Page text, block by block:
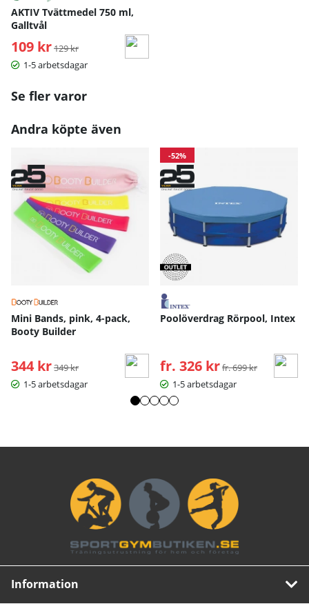
AKTIV Tvättmedel 750 ml,
Galltvål
109 kr Ordinarie pris:
129 kr
1-5 arbetsdagar
Se fler varor
Andra köpte även
Mini Bands, pink, 4-pack,
Booty Builder
344 kr Ordinarie pris:
349 kr
1-5 arbetsdagar
-52%
Poolöverdrag Rörpool, Intex
fr. 326 kr Ordinarie pris:
fr. 699 kr
1-5 arbetsdagar
Information